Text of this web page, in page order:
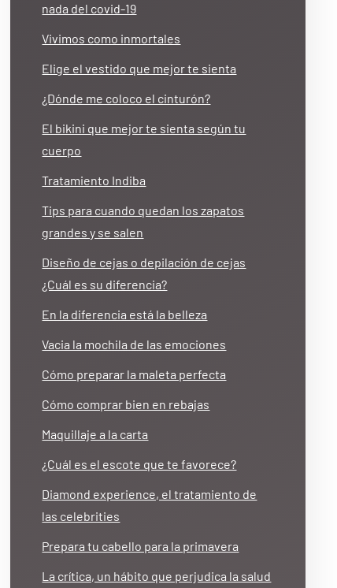
nada del covid-19
Vivimos como inmortales
Elige el vestido que mejor te sienta
¿Dónde me coloco el cinturón?
El bikini que mejor te sienta según tu
cuerpo
Tratamiento Indiba
Tips para cuando quedan los zapatos
grandes y se salen
Diseño de cejas o depilación de cejas
¿Cuál es su diferencia?
En la diferencia está la belleza
Vacia la mochila de las emociones
Cómo preparar la maleta perfecta
Cómo comprar bien en rebajas
Maquillaje a la carta
¿Cuál es el escote que te favorece?
Diamond experience, el tratamiento de
las celebrities
Prepara tu cabello para la primavera
La crítica, un hábito que perjudica la salud